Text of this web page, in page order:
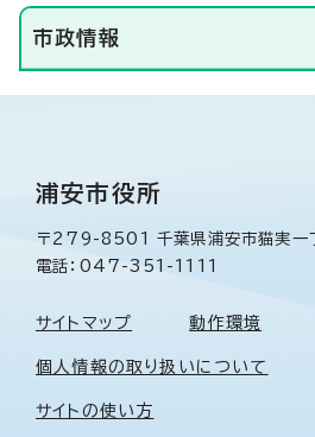
市政情報
浦安市役所
〒279-8501 千葉県浦安市猫実一
電話：047-351-1111
サイトマップ 動作環境
個人情報の取り扱いについて
サイトの使い方